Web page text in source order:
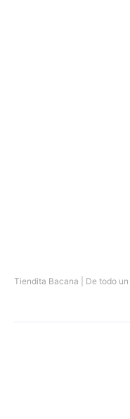
Tiendita Bacana | De todo